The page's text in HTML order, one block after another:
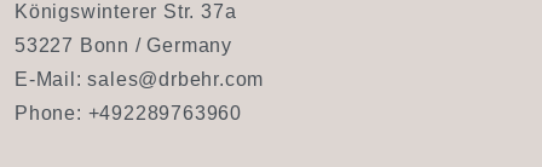
Königswinterer Str. 37a
53227 Bonn / Germany
E-Mail:sales@drbehr.com
Phone: +492289763960